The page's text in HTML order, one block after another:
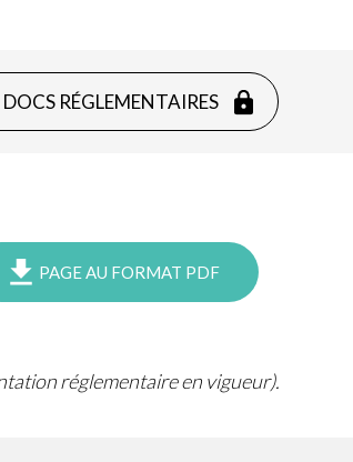
DOCS RÉGLEMENTAIRES
PAGE AU FORMAT PDF
réglementaire en vigueur).